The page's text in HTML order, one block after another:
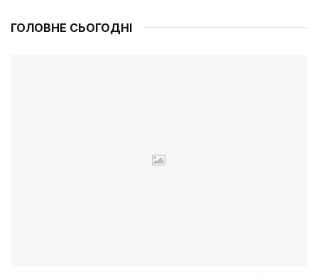
ГОЛОВНЕ СЬОГОДНІ